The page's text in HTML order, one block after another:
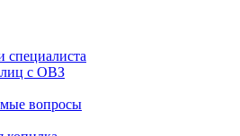
специалиста
лиц с ОВЗ
вопросы